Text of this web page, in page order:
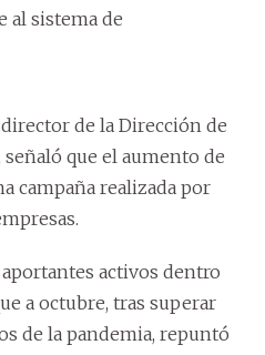
al sistema de
de la Dirección de
que el aumento de
campaña realizada por
activos dentro
a octubre, tras superar
de la pandemia, repuntó